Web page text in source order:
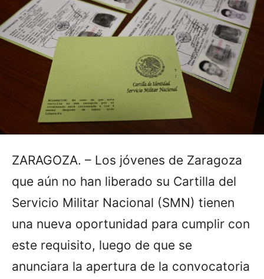
ZARAGOZA. – Los jóvenes de Zaragoza
que aún no han liberado su Cartilla del
Servicio Militar Nacional (SMN) tienen
una nueva oportunidad para cumplir con
este requisito, luego de que se
anunciara la apertura de la convocatoria